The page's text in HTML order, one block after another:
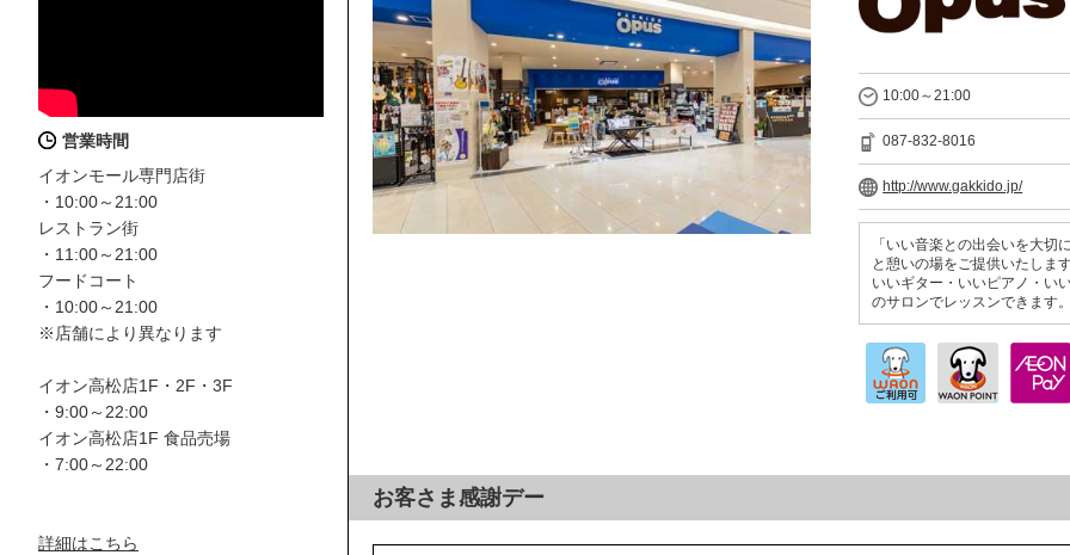
10:00～21:00
087-832-8016
http://www.gakkido.jp/
「いい音楽との出会いを大
と憩いの場をご提供いたします
いいギター・いいピアノ・い
のサロンでレッスンできます。
お客さま感謝デー
営業時間
イオンモール専門店街
・10:00～21:00
レストラン街
・11:00～21:00
フードコート
・10:00～21:00
※店舗により異なります
イオン高松店1F・2F・3F
・9:00～22:00
イオン高松店1F 食品売場
・7:00～22:00
詳細はこちら